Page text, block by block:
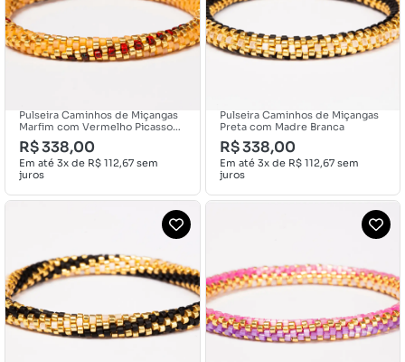
Pulseira Caminhos de Miçangas
Marfim com Vermelho Picasso
Torcida
R$338,00
Em até 3x de R$ 112,67 sem
juros
Pulseira Caminhos de Miçangas
Preta com Madre Branca
R$338,00
Em até 3x de R$112,67sem
juros